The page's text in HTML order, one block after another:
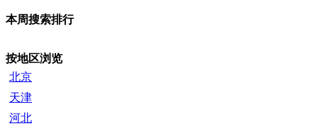
本周搜索排行
按地区浏览
北京
天津
河北